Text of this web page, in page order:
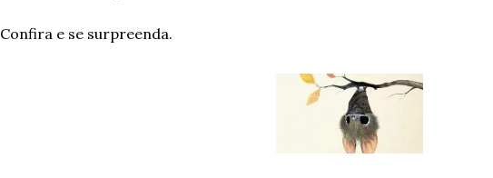
Confira e se surpreenda.